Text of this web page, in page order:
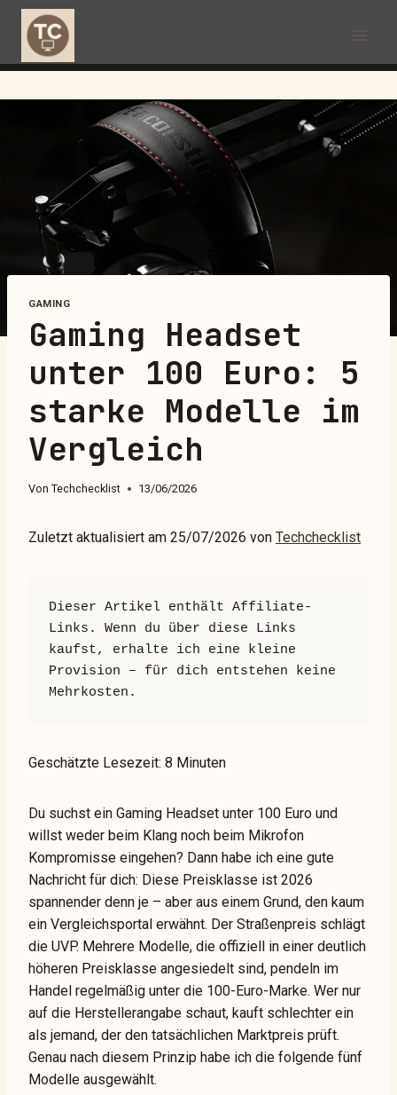
GAMING
Gaming Headset
unter 100 Euro: 5
starke Modelle im
Vergleich
Von Techchecklist 13/06/2026
Zuletzt aktualisiert am 25/07/2026 von Techchecklist
Dieser Artikel enthält Affiliate-
Links. Wenn du über diese Links
kaufst, erhalte ich eine kleine
Provision – für dich entstehen keine
Mehrkosten.
Geschätzte Lesezeit: 8 Minuten
Du suchst ein Gaming Headset unter 100 Euro und
willst weder beim Klang noch beim Mikrofon
Kompromisse eingehen? Dann habe ich eine gute
Nachricht für dich: Diese Preisklasse ist 2026
spannender denn je – aber aus einem Grund, den kaum
ein Vergleichsportal erwähnt. Der Straßenpreis schlägt
die UVP. Mehrere Modelle, die offiziell in einer deutlich
höheren Preisklasse angesiedelt sind, pendeln im
Handel regelmäßig unter die 100-Euro-Marke. Wer nur
auf die Herstellerangabe schaut, kauft schlechter ein
als jemand, der den tatsächlichen Marktpreis prüft.
Genau nach diesem Prinzip habe ich die folgende fünf
Modelle ausgewählt.